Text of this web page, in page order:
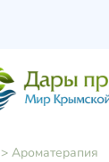
> Ароматерапия